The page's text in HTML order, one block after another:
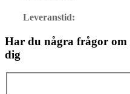
Leveranstid:
Har du några frågor
dig